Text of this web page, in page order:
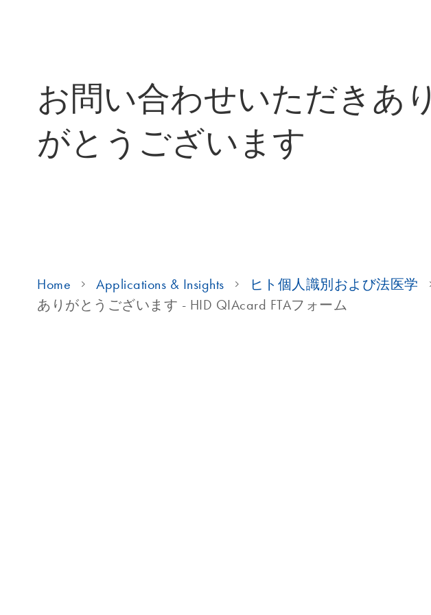
お問い合わせいただきあり
がとうございます
Home Applications & Insights ヒト個人識別および法医学
ありがとうございます - HID QIAcard FTAフォーム